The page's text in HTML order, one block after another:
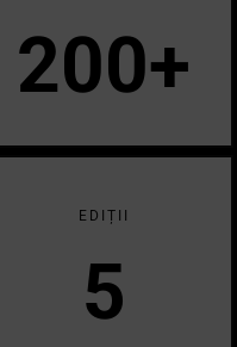
200+
EDIȚII
5